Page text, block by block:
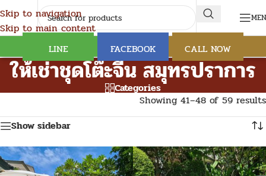
Skip to navigation
Skip to main content
LINE FACEBOOK CALL NOW
ให้เช่าชุดโต๊ะจีน สมุทรปราการ
Categories
Showing 41–48 of 59 results
Show sidebar